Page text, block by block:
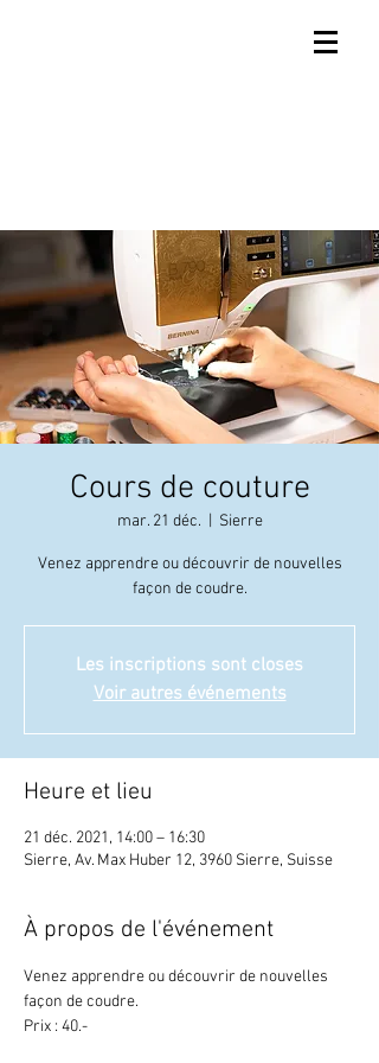
Cours de couture
mar. 21 déc. Sierre
Venez apprendre ou découvrir de nouvelles
façon de coudre.
Les inscriptions sont closes
Voir autres événements
Heure et lieu
21 déc. 2021, 14:00 – 16:30
Sierre, Av. Max Huber 12, 3960 Sierre, Suisse
À propos de l'événement
Venez apprendre ou découvrir de nouvelles
façon de coudre.
Prix : 40.-